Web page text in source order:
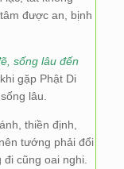
được an, bịnh
sống lâu đến
gặp Phật Di
lâu.
thiền định,
tướng phải đổi
cũng oai nghi.